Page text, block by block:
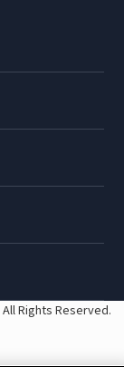
All Rights Reserved.